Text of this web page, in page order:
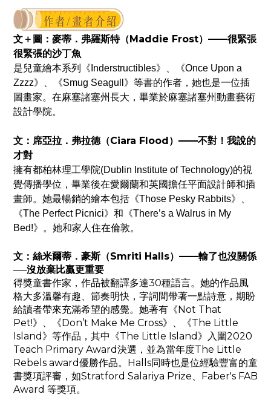
文＋圖：麥蒂．弗羅斯特（Maddie Frost）——很緊張
很緊張的沙丁魚
是兒童繪本系列《Inderstructibles》、《Once Upon a
Zzzz》、《Smug Seagull》等書的作者，她也是一位插
圖畫家。在麻塞諸塞州長大，畢業於麻塞諸塞州動畫藝術
設計學院。
文：席亞拉．弗拉德（Ciara Flood）——不對！我說的
才對
擁有都柏林理工學院(Dublin Institute of Technology)的視
覺傳播學位，畢業後在愛爾蘭和英國擔任平面設計師和插
畫師。她最暢銷的繪本包括《Those Pesky Rabbits》、
《The Perfect Picnici》和《There’s a Walrus in My
Bed!》。她和家人住在倫敦。
文：絲米爾蒂．豪斯（Smriti Halls）——輸了也沒關係
──沒放棄比贏更重要
得獎童書作家，作品被翻譯多達30種語言。她的作品風
格大多溫馨有趣、節奏明快，字詞間帶著一點詩意，期盼
給讀者帶來充滿希望的感覺。她著有《Not That
Pet!》、《Don’t Make Me Cross》、《The Little
Island》等作品，其中《The Little Island》入圍2020
Teach Primary Award決選，並為當年度The Little
Rebels award優勝作品。Halls同時也是位經驗豐富的童
書獎項評審，如Stratford Salariya Prize、Faber's FAB
Award 等獎項。